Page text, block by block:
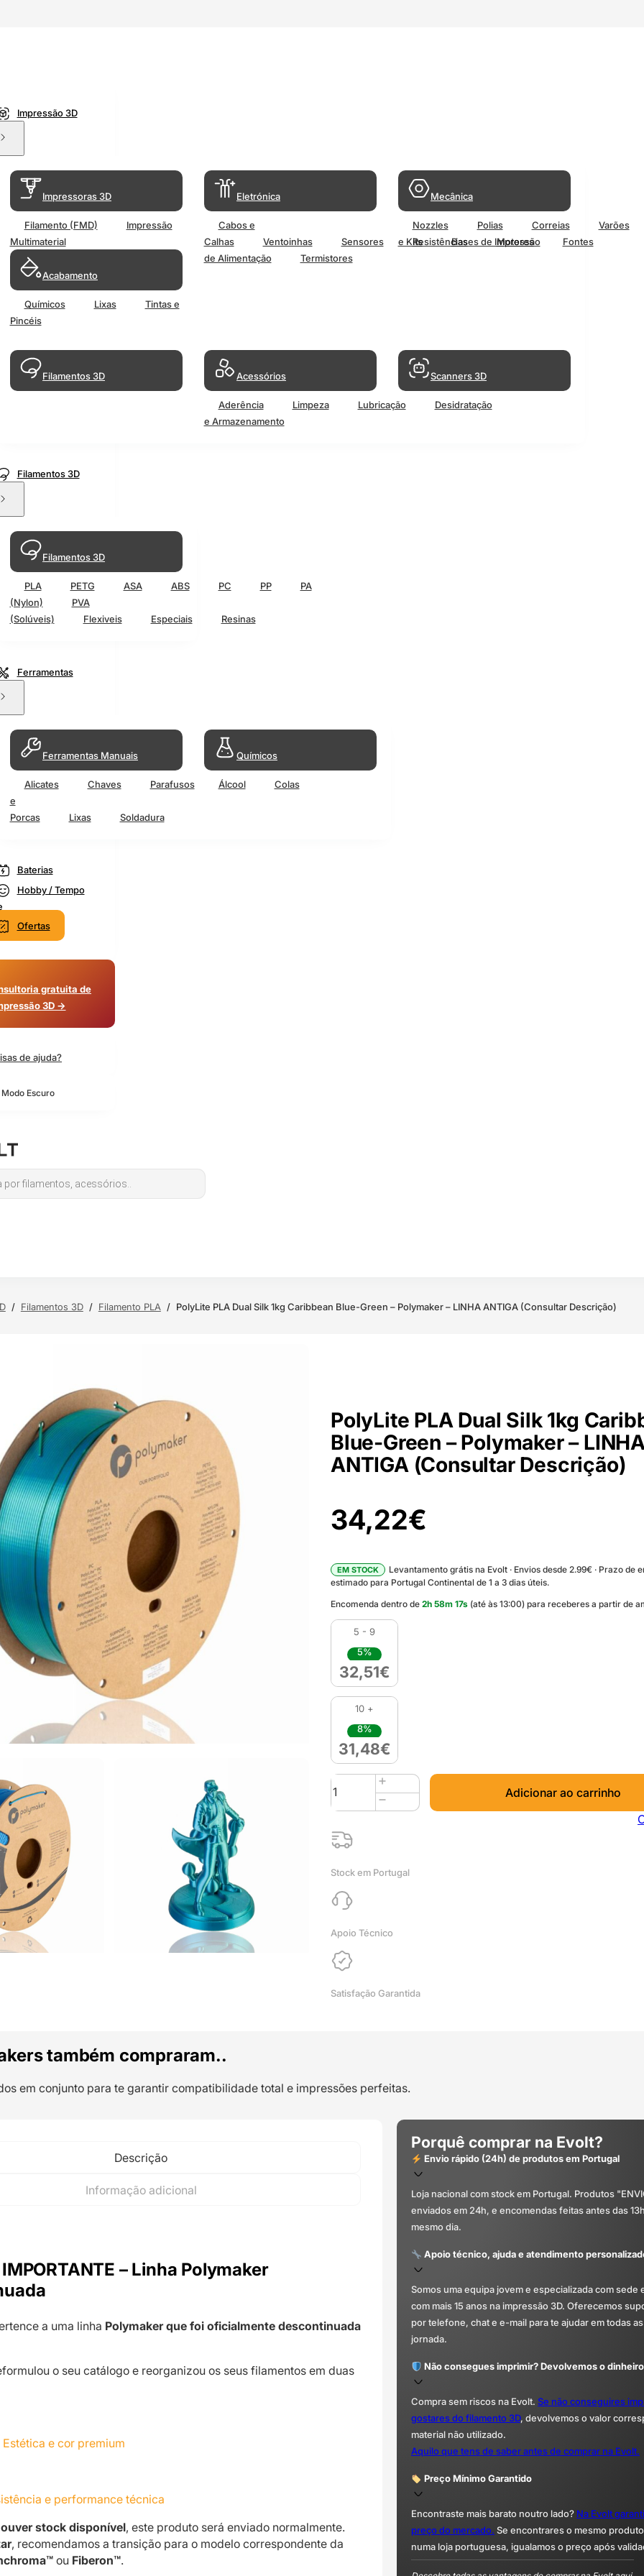
Impressão 3D
Impressoras 3D
Filamento (FMD)
Impressão
Multimaterial
Acabamento
Químicos Lixas
Tintas e
Pincéis
Eletrónica
Cabos e
Calhas
Ventoinhas Sensores Resistências Motores
Fontes
de Alimentação
Termistores
Mecânica
Nozzles Polias Correias
Varões
e Kits
Bases de Impressão
Filamentos 3D Acessórios
Aderência Limpeza Lubricação
Desidratação
e Armazenamento
Scanners 3D
Filamentos 3D
Filamentos 3D
PLA PETG ASA ABS PC PP
PA
(Nylon)
PVA
(Solúveis)
Flexiveis Especiais Resinas
Ferramentas
Ferramentas Manuais
Alicates Chaves
Parafusos
e
Porcas
Lixas Soldadura
Químicos
Álcool Colas
Baterias
Hobby / Tempo
Ofertas
gratuita de
3D →
de ajuda?
Escuro
/ Filamentos 3D / Filamento PLA / PolyLite PLA Dual Silk 1kg Caribbean Blue-Green – Polymaker – LINHA ANTIGA (Consultar Descrição)
PolyLite PLA Dual Silk 1kg
Blue-Green – Polymaker –
ANTIGA (Consultar Descrição)
34,22€
EM STOCK
Levantamento grátis na Evolt · Envios desde 2.99€ · Prazo de
estimado para Portugal Continental de 1 a 3 dias úteis.
Encomenda dentro de 2h 58m 16s(até às 13:00) para receberes a partir de
5 - 9
5%
32,51€
10 +
8%
31,48€
Quantidade
de
PolyLite
PLA
Dual
1kg
Caribbean
Blue-
Green
Polymaker
LINHA
Adicionar ao carrinho
Stock em Portugal
Apoio Técnico
Satisfação Garantida
também compraram..
em conjunto para te garantir compatibilidade total e impressões perfeitas.
Descrição
Informação adicional
– Linha Polymaker
a uma linha Polymaker que foi oficialmente descontinuada
o seu catálogo e reorganizou os seus filamentos em duas
e cor premium
e performance técnica
stock disponível, este produto será enviado normalmente.
, recomendamos a transição para o modelo correspondente da
ou Fiberon™.
Porquê comprar na Evolt?
Envio rápido (24h) de produtos em Portugal
Loja nacional com stock em Portugal. Produtos
enviados em 24h, e encomendas feitas antes das
mesmo dia.
Apoio técnico, ajuda e atendimento
Somos uma equipa jovem e especializada com sede
com mais 15 anos na impressão 3D. Oferecemos
por telefone, chat e e-mail para te ajudar em todas
jornada.
Não consegues imprimir? Devolvemos o
Compra sem riscos na Evolt. Se não conseguires
gostares do filamento 3D, devolvemos o valor
material não utilizado.
Aquilo que tens de saber antes de comprar na Evolt.
Preço Mínimo Garantido
Encontraste mais barato noutro lado? Na Evolt
preço do mercado. Se encontrares o mesmo
numa loja portuguesa, igualamos o preço após